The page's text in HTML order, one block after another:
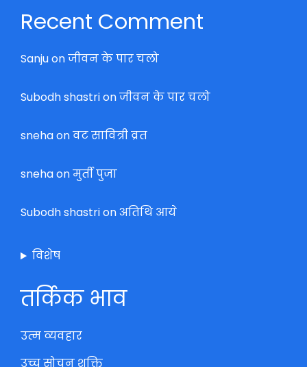
Recent Comment
Sanjuonजीवन के पार चलो
Subodh shastrionजीवन के पार चलो
snehaonवट सावित्री व्रत
snehaonमुर्ती पुजा
Subodh shastrionअतिथि आये
विशेष
तर्किक भाव
उत्म व्यवहार
उच्च सोचन शक्ति